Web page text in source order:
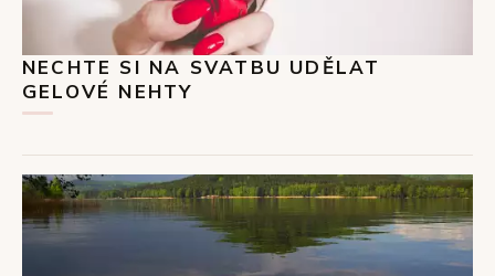
NECHTE SI NA SVATBU UDĚLAT
GELOVÉ NEHTY